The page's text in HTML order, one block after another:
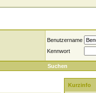
Benutzername
Kennwort
Suchen
Kurzinfo